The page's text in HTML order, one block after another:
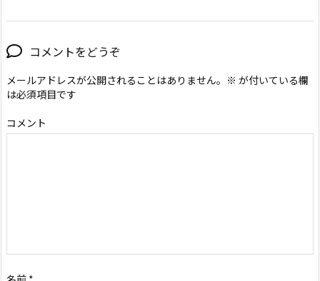
コメントをどうぞ
メールアドレスが公開されることはありません。 ※ が付いている欄
は必須項目です
コメント